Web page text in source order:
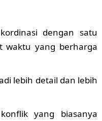
dengan satu
waktu yang berharga
lebih detail dan lebih
yang biasanya